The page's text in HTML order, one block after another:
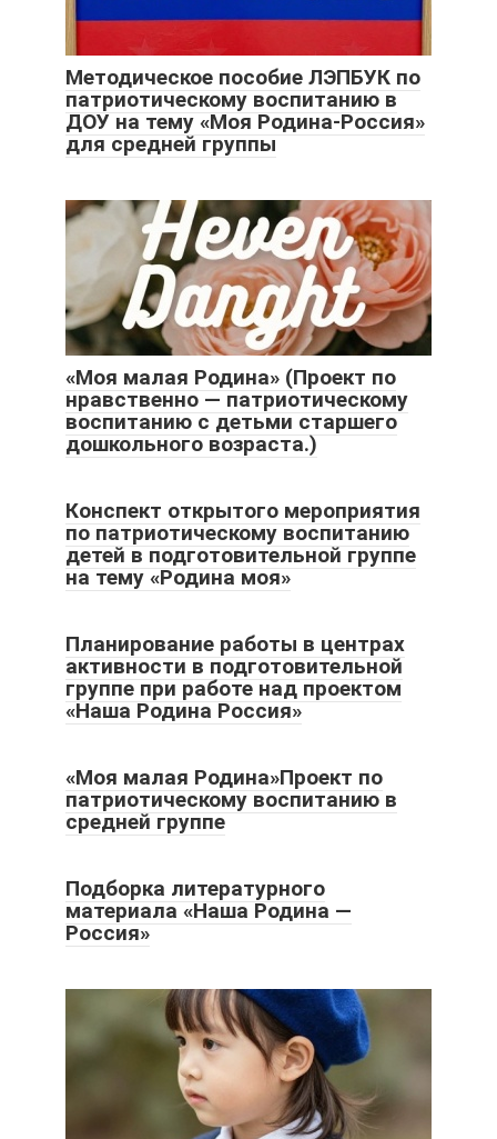
Методическое пособие ЛЭПБУК по
патриотическому воспитанию в
ДОУ на тему «Моя Родина-Россия»
для средней группы
«Моя малая Родина» (Проект по
нравственно — патриотическому
воспитанию с детьми старшего
дошкольного возраста.)
Конспект открытого мероприятия
по патриотическому воспитанию
детей в подготовительной группе
на тему «Родина моя»
Планирование работы в центрах
активности в подготовительной
группе при работе над проектом
«Наша Родина Россия»
«Моя малая Родина»Проект по
патриотическому воспитанию в
средней группе
Подборка литературного
материала «Наша Родина —
Россия»